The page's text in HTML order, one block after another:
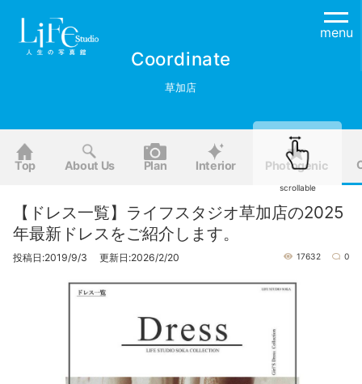
menu
Coordinate
草加店
Top About Us Plan Interior Photogenic
【ドレス一覧】ライフスタジオ草加店の2025
年最新ドレスをご紹介します。
投稿日:2019/9/3 更新日:2026/2/20 17632 0